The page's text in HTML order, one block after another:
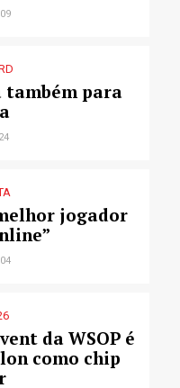
também para
jogador
da WSOP é
como chip